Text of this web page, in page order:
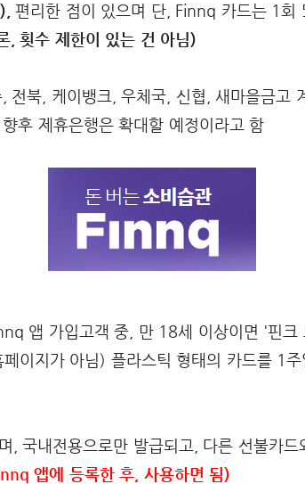
편리한 점이 있으며 단, Finnq 카드는 1회
, 횟수 제한이 있는 건 아님)
전북, 케이뱅크, 우체국, 신협, 새마을금고
후 제휴은행은 확대할 예정이라고 함
앱 가입고객 중, 만 18세 이상이면 '핀크
이지가 아님) 플라스틱 형태의 카드를 1주
, 국내전용으로만 발급되고, 다른 선불카드
앱에 등록한 후, 사용하면 됨)